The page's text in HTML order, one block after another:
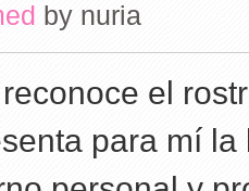
by nuria
el
para mí